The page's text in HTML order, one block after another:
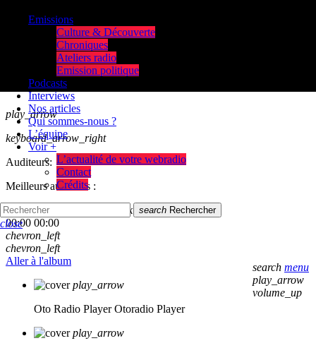
play_arrow
keyboard_arrow_right
Auditeurs:
Meilleurs auditeurs :
skip_previous
skip_next
00:00 00:00
chevron_left
chevron_left
Aller à l'album
play_arrow
Oto Radio Player Otoradio Player
play_arrow
Emissions
Culture & Découverte
Chroniques
Ateliers radio
Emission politique
Podcasts
Interviews
Nos articles
Qui sommes-nous ?
L’équipe
Voir +
L’actualité de votre webradio
Contact
Crédits
search menu
play_arrow
volume_up
search Rechercher
close